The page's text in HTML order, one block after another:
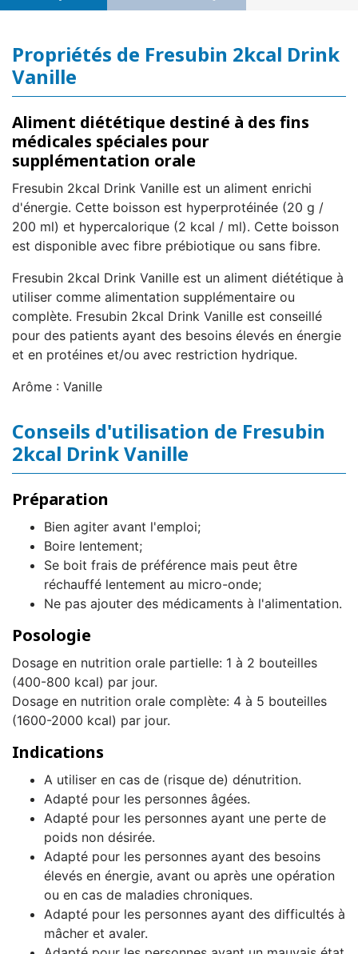
Propriétés de Fresubin 2kcal Drink
Vanille
Aliment diététique destiné à des fins
médicales spéciales pour
supplémentation orale
Fresubin 2kcal Drink Vanille est un aliment enrichi
d'énergie. Cette boisson est hyperprotéinée (20 g /
200 ml) et hypercalorique (2 kcal / ml). Cette boisson
est disponible avec fibre prébiotique ou sans fibre.
Fresubin 2kcal Drink Vanille est un aliment diététique à
utiliser comme alimentation supplémentaire ou
complète. Fresubin 2kcal Drink Vanille est conseillé
pour des patients ayant des besoins élevés en énergie
et en protéines et/ou avec restriction hydrique.
Arôme : Vanille
Conseils d'utilisation de Fresubin
2kcal Drink Vanille
Préparation
Bien agiter avant l'emploi;
Boire lentement;
Se boit frais de préférence mais peut être
réchauffé lentement au micro-onde;
Ne pas ajouter des médicaments à l'alimentation.
Posologie
Dosage en nutrition orale partielle: 1 à 2 bouteilles
(400-800 kcal) par jour.
Dosage en nutrition orale complète: 4 à 5 bouteilles
(1600-2000 kcal) par jour.
Indications
A utiliser en cas de (risque de) dénutrition.
Adapté pour les personnes âgées.
Adapté pour les personnes ayant une perte de
poids non désirée.
Adapté pour les personnes ayant des besoins
élevés en énergie, avant ou après une opération
ou en cas de maladies chroniques.
Adapté pour les personnes ayant des difficultés à
mâcher et avaler.